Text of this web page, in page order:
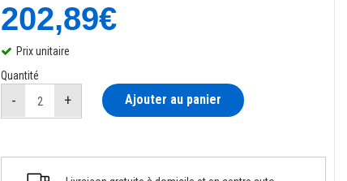
202,89€
Prix unitaire
Quantité
Ajouter au panier